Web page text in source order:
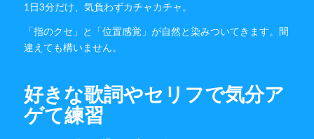
1日3分だけ、気負わずカチャカチャ。
「指のクセ」と「位置感覚」が自然と染みついてきます。間
違えても構いません。
好きな歌詞やセリフで気分ア
ゲて練習